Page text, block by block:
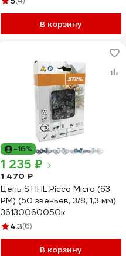
В корзину
-16%
1 235 ₽
1 470 ₽
Цепь STIHL Picco Micro (63
PM) (50 звеньев, 3/8, 1,3 мм)
36130060050к
4.3(6)
В корзину